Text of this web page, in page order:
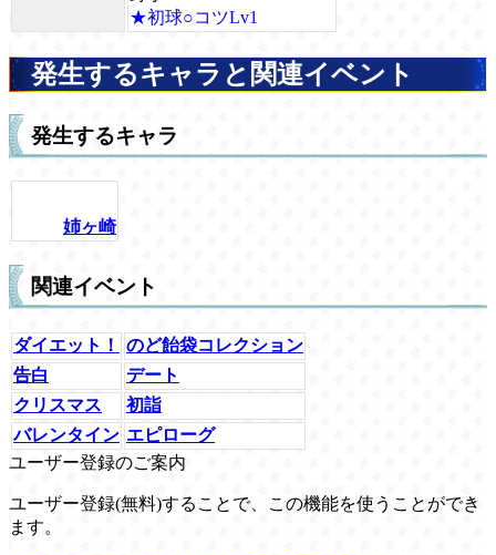
★初球○コツLv1
発生するキャラと関連イベント
発生するキャラ
姉ヶ崎
関連イベント
ダイエット！
のど飴袋コレクション
告白
デート
クリスマス
初詣
バレンタイン エピローグ
ユーザー登録のご案内
ユーザー登録(無料)することで、この機能を使うことができ
ます。